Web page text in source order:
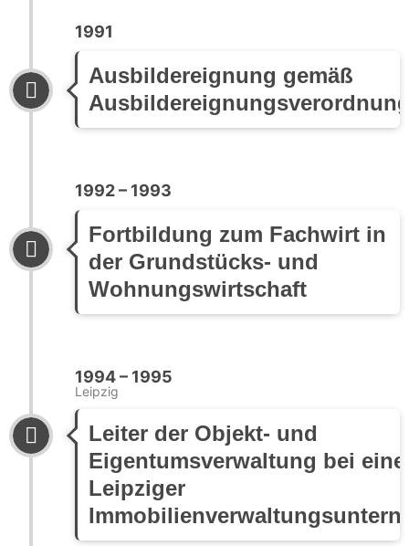
1991
Ausbildereignung gemäß
1992 – 1993
Fortbildung zum Fachwirt in
der Grundstücks- und
Wohnungswirtschaft
1994 – 1995
Leipzig
Leiter der Objekt- und
Eigentumsverwaltung bei
Leipziger